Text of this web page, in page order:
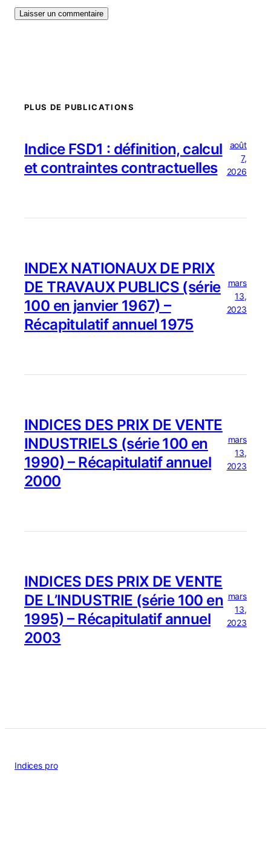
PLUS DE PUBLICATIONS
Indice FSD1 : définition, calcul
et contraintes contractuelles
août
7,
2026
INDEX NATIONAUX DE PRIX
DE TRAVAUX PUBLICS (série
100 en janvier 1967) –
Récapitulatif annuel 1975
mars
13,
2023
INDICES DES PRIX DE VENTE
INDUSTRIELS (série 100 en
1990) – Récapitulatif annuel
2000
mars
13,
2023
INDICES DES PRIX DE VENTE
DE L’INDUSTRIE (série 100 en
1995) – Récapitulatif annuel
2003
mars
13,
2023
Indices pro